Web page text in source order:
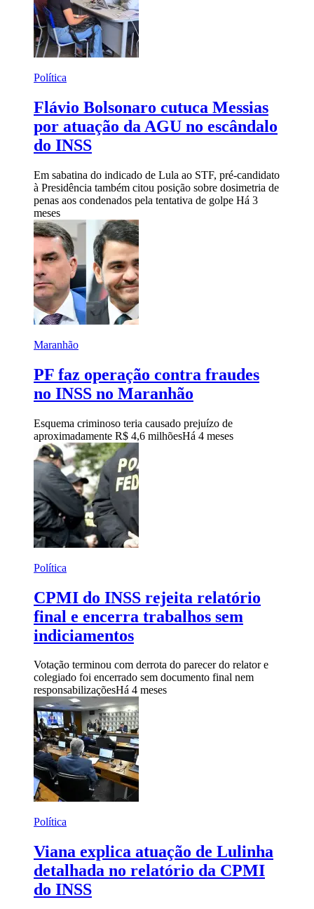
Política
Flávio Bolsonaro cutuca Messias
por atuação da AGU no escândalo
do INSS
Em sabatina do indicado de Lula ao STF, pré-candidato
à Presidência também citou posição sobre dosimetria de
penas aos condenados pela tentativa de golpe Há 3
meses
Maranhão
PF faz operação contra fraudes
no INSS no Maranhão
Esquema criminoso teria causado prejuízo de
aproximadamente R$ 4,6 milhõesHá 4 meses
Política
CPMI do INSS rejeita relatório
final e encerra trabalhos sem
indiciamentos
Votação terminou com derrota do parecer do relator e
colegiado foi encerrado sem documento final nem
responsabilizaçõesHá 4 meses
Política
Viana explica atuação de Lulinha
detalhada no relatório da CPMI
do INSS